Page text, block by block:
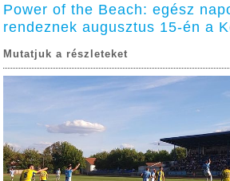
Power of the Beach: egész
rendeznek augusztus 15-én a
Mutatjuk a részleteket